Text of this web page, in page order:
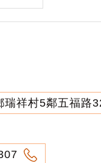
瑞祥村5鄰五福路